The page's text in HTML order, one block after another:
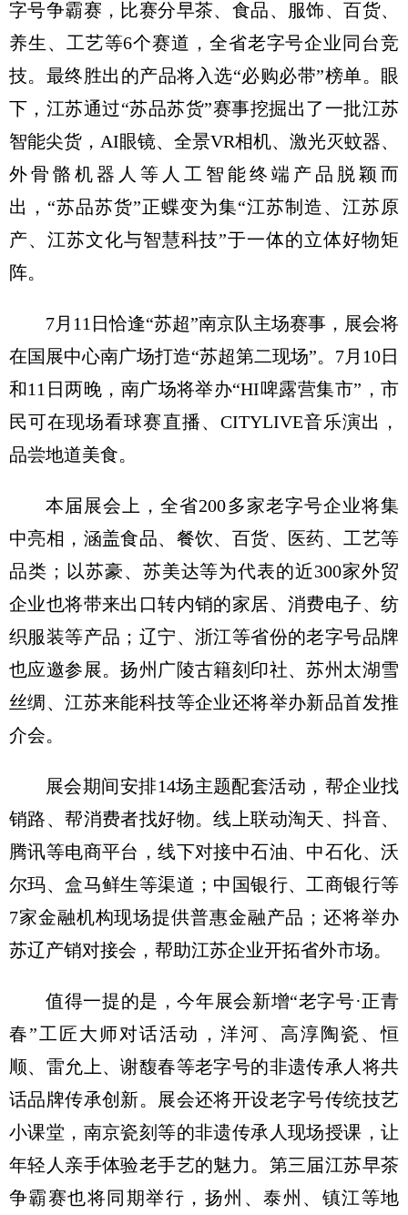
字号争霸赛，比赛分早茶、食品、服饰、百货、
养生、工艺等6个赛道，全省老字号企业同台竞
技。最终胜出的产品将入选“必购必带”榜单。眼
下，江苏通过“苏品苏货”赛事挖掘出了一批江苏
智能尖货，AI眼镜、全景VR相机、激光灭蚊器、
外骨骼机器人等人工智能终端产品脱颖而
出，“苏品苏货”正蝶变为集“江苏制造、江苏原
产、江苏文化与智慧科技”于一体的立体好物矩
阵。
7月11日恰逢“苏超”南京队主场赛事，展会将
在国展中心南广场打造“苏超第二现场”。7月10日
和11日两晚，南广场将举办“HI啤露营集市”，市
民可在现场看球赛直播、CITYLIVE音乐演出，
品尝地道美食。
本届展会上，全省200多家老字号企业将集
中亮相，涵盖食品、餐饮、百货、医药、工艺等
品类；以苏豪、苏美达等为代表的近300家外贸
企业也将带来出口转内销的家居、消费电子、纺
织服装等产品；辽宁、浙江等省份的老字号品牌
也应邀参展。扬州广陵古籍刻印社、苏州太湖雪
丝绸、江苏来能科技等企业还将举办新品首发推
介会。
展会期间安排14场主题配套活动，帮企业找
销路、帮消费者找好物。线上联动淘天、抖音、
腾讯等电商平台，线下对接中石油、中石化、沃
尔玛、盒马鲜生等渠道；中国银行、工商银行等
7家金融机构现场提供普惠金融产品；还将举办
苏辽产销对接会，帮助江苏企业开拓省外市场。
值得一提的是，今年展会新增“老字号·正青
春”工匠大师对话活动，洋河、高淳陶瓷、恒
顺、雷允上、谢馥春等老字号的非遗传承人将共
话品牌传承创新。展会还将开设老字号传统技艺
小课堂，南京瓷刻等的非遗传承人现场授课，让
年轻人亲手体验老手艺的魅力。第三届江苏早茶
争霸赛也将同期举行，扬州、泰州、镇江等地